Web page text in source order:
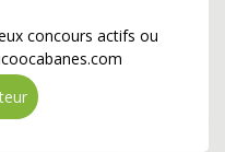
concours actifs ou